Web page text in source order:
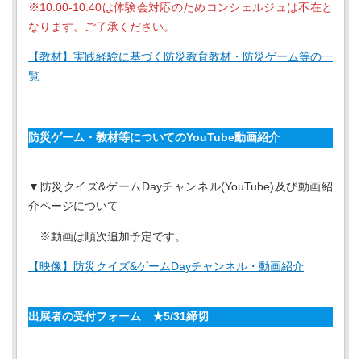
※10:00-10:40は体験会対応のためコンシェルジュは不在と
なります。ご了承ください。
【教材】実践経験に基づく防災教育教材・防災ゲーム等の一
覧
防災ゲーム・教材等についてのYouTube動画紹介
▼防災クイズ&ゲームDayチャンネル(YouTube)及び動画紹
介ページについて
※動画は順次追加予定です。
【映像】防災クイズ&ゲームDayチャンネル・動画紹介
出展者の受付フォーム ★5/31締切